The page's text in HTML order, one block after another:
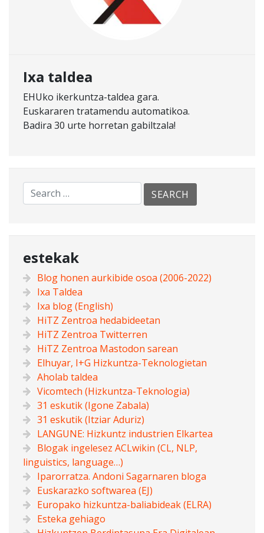
Ixa taldea
EHUko ikerkuntza-taldea gara.
Euskararen tratamendu automatikoa.
Badira 30 urte horretan gabiltzala!
estekak
Blog honen aurkibide osoa (2006-2022)
Ixa Taldea
Ixa blog (English)
HiTZ Zentroa hedabideetan
HiTZ Zentroa Twitterren
HiTZ Zentroa Mastodon sarean
Elhuyar, I+G Hizkuntza-Teknologietan
Aholab taldea
Vicomtech (Hizkuntza-Teknologia)
31 eskutik (Igone Zabala)
31 eskutik (Itziar Aduriz)
LANGUNE: Hizkuntz industrien Elkartea
Blogak ingelesez ACLwikin (CL, NLP,
linguistics, language…)
Iparorratza. Andoni Sagarnaren bloga
Euskarazko softwarea (EJ)
Europako hizkuntza-baliabideak (ELRA)
Esteka gehiago